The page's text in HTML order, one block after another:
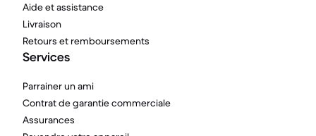
Aide et assistance
Livraison
Retours et remboursements
Services
Parrainer un ami
Contrat de garantie commerciale
Assurances